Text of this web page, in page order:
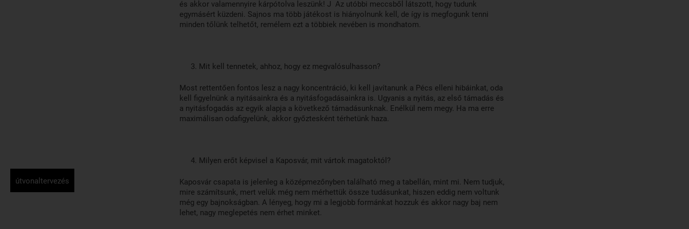
útvonaltervezés
és akkor valamennyire kárpótolva leszünk! J Az utóbbi meccsből látszott, hogy tudunk
egymásért küzdeni. Sajnos ma több játékost is hiányolnunk kell, de így is megfogunk tenni
minden tőlünk telhetőt, remélem ezt a többiek nevében is mondhatom.
Mit kell tennetek, ahhoz, hogy ez megvalósulhasson?
Most rettentően fontos lesz a nagy koncentráció, ki kell javítanunk a Pécs elleni hibáinkat, oda
kell figyelnünk a nyitásainkra és a nyitásfogadásainkra is. Ugyanis a nyitás, az első támadás és
a nyitásfogadás az egyik alapja a következő támadásunknak. Enélkül nem megy. Ha ma erre
maximálisan odafigyelünk, akkor győztesként térhetünk haza.
Milyen erőt képvisel a Kaposvár, mit vártok magatoktól?
Kaposvár csapata is jelenleg a középmezőnyben található meg a tabellán, mint mi. Nem tudjuk,
mire számítsunk, mert velük még nem mérhettük össze tudásunkat, hiszen eddig nem voltunk
még egy bajnokságban. A lényeg, hogy mi a legjobb formánkat hozzuk és akkor nagy baj nem
lehet, nagy meglepetés nem érhet minket.